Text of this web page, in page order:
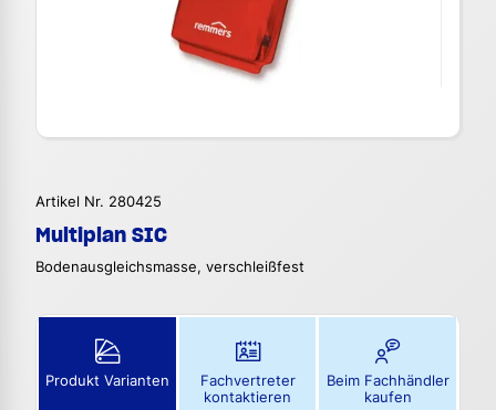
Artikel Nr. 280425
Multiplan SIC
Bodenausgleichsmasse, verschleißfest
Produkt Varianten
Fachvertreter
kontaktieren
Beim Fachhändler
kaufen